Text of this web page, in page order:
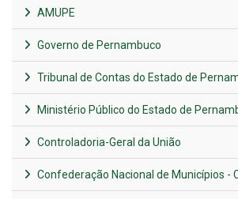
AMUPE
Governo de Pernambuco
Tribunal de Contas do Estado de
Ministério Público do Estado de
Controladoria-Geral da União
Confederação Nacional de Municípios -